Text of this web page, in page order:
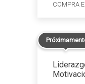
COMPRA